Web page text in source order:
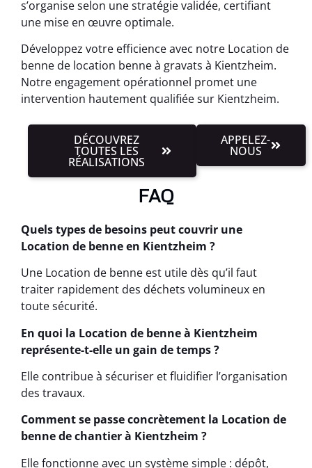
s’organise selon une stratégie validée, certifiant
une mise en œuvre optimale.
Développez votre efficience avec notre Location de
benne de location benne à gravats à Kientzheim.
Notre engagement opérationnel promet une
intervention hautement qualifiée sur Kientzheim.
DÉCOUVREZ
TOUTES LES
RÉALISATIONS
APPELEZ-
NOUS
FAQ
Quels types de besoins peut couvrir une
Location de benne en Kientzheim ?
Une Location de benne est utile dès qu’il faut
traiter rapidement des déchets volumineux en
toute sécurité.
En quoi la Location de benne à Kientzheim
représente-t-elle un gain de temps ?
Elle contribue à sécuriser et fluidifier l’organisation
des travaux.
Comment se passe concrètement la Location de
benne de chantier à Kientzheim ?
Elle fonctionne avec un système simple : dépôt,